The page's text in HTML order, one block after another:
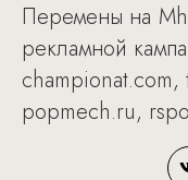
Перемены на
рекламной
popmech.ru,